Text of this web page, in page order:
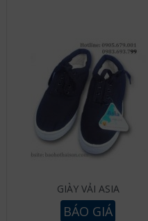
GIÀY VẢI ASIA
BÁO GIÁ